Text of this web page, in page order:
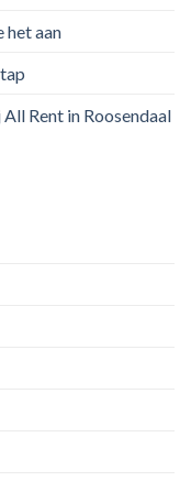
het aan
Rent in Roosendaal